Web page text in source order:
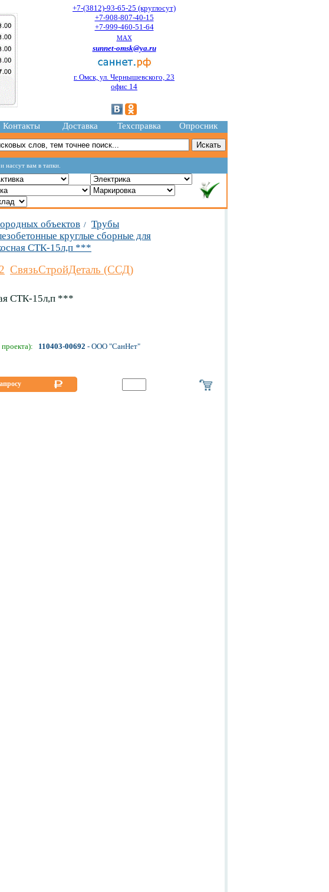
+7-(3812)-93-65-25 (круглосут)
+7-908-807-40-15
+7-999-460-51-64
MAX
sunnet-omsk@ya.ru
г. Омск, ул. Чернышевского, 23
офис 14
Контакты Доставка Техсправка Опросник
нассут вам в тапки.
объектов / Трубы
круглые сборные для
СТК-15л,п ***
СвязьСтройДеталь (ССД)
СТК-15л,п ***
проекта): 110403-00692 - ООО "СанНет"